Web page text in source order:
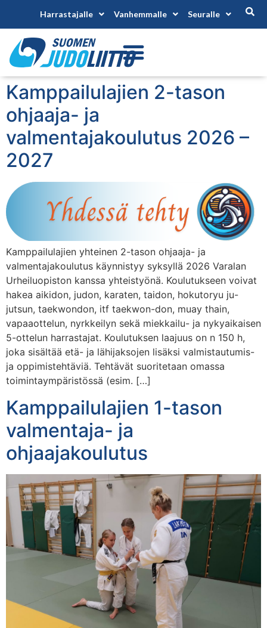
Harrastajalle Vanhemmalle Seuralle
Kamppailulajien 2-tason
ohjaaja- ja
valmentajakoulutus 2026 –
2027
Kamppailulajien yhteinen 2-tason ohjaaja- ja
valmentajakoulutus käynnistyy syksyllä 2026 Varalan
Urheiluopiston kanssa yhteistyönä. Koulutukseen voivat
hakea aikidon, judon, karaten, taidon, hokutoryu ju-
jutsun, taekwondon, itf taekwon-don, muay thain,
vapaaottelun, nyrkkeilyn sekä miekkailu- ja nykyaikaisen
5-ottelun harrastajat. Koulutuksen laajuus on n 150 h,
joka sisältää etä- ja lähijaksojen lisäksi valmistautumis-
ja oppimistehtäviä. Tehtävät suoritetaan omassa
toimintaympäristössä (esim. […]
Kamppailulajien 1-tason
valmentaja- ja
ohjaajakoulutus